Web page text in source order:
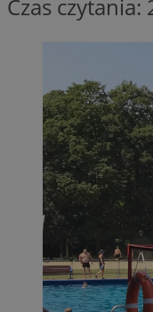
Czas czytania: